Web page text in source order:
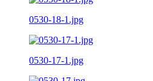
0530-18-1.jpg
0530-17-1.jpg